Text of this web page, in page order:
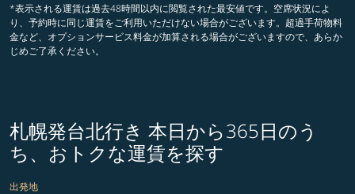
*表示される運賃は過去48時間以内に閲覧された最安値です。空席状況によ
り、予約時に同じ運賃をご利用いただけない場合がございます。超過手荷物料
金など、オプションサービス料金が加算される場合がございますので、あらか
じめご了承ください。
札幌発台北行き 本日から365日のう
ち、おトクな運賃を探す
出発地